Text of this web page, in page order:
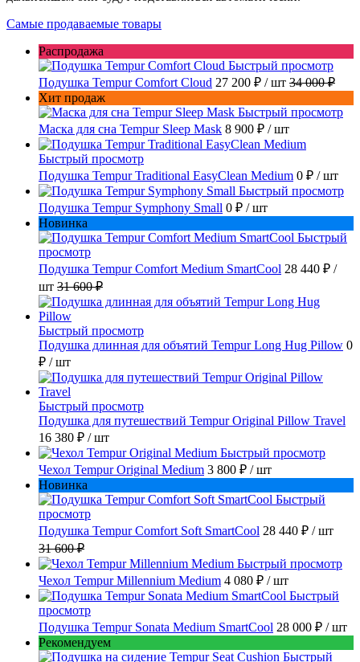
Самые продаваемые товары
Распродажа
Быстрый просмотр
Подушка Tempur Comfort Cloud 27 200 ₽ / шт 34 000 ₽
Хит продаж
Быстрый просмотр
Маска для сна Tempur Sleep Mask 8 900 ₽ / шт
Быстрый просмотр
Подушка Tempur Traditional EasyClean Medium 0 ₽ / шт
Быстрый просмотр
Подушка Tempur Symphony Small 0 ₽ / шт
Новинка
Быстрый
просмотр
Подушка Tempur Comfort Medium SmartCool 28 440 ₽ /
шт 31 600 ₽
Быстрый просмотр
Подушка длинная для объятий Tempur Long Hug Pillow 0
₽ / шт
Быстрый просмотр
Подушка для путешествий Tempur Original Pillow Travel
16 380 ₽ / шт
Быстрый просмотр
Чехол Tempur Original Medium 3 800 ₽ / шт
Новинка
Быстрый
просмотр
Подушка Tempur Comfort Soft SmartCool 28 440 ₽ / шт
31 600 ₽
Быстрый просмотр
Чехол Tempur Millennium Medium 4 080 ₽ / шт
Быстрый
просмотр
Подушка Tempur Sonata Medium SmartCool 28 000 ₽ / шт
Рекомендуем
Быстрый